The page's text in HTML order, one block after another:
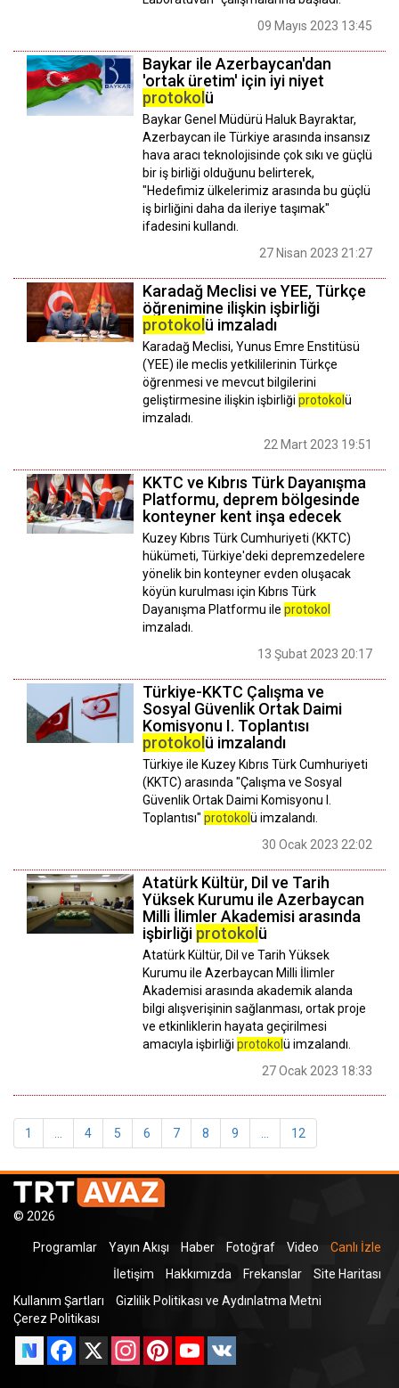
09 Mayıs 2023 13:45
Baykar ile Azerbaycan'dan
'ortak üretim' için iyi niyet
protokol ü
Baykar Genel Müdürü Haluk Bayraktar,
Azerbaycan ile Türkiye arasında insansız
hava aracı teknolojisinde çok sıkı ve güçlü
bir iş birliği olduğunu belirterek,
"Hedefimiz ülkelerimiz arasında bu güçlü
iş birliğini daha da ileriye taşımak"
ifadesini kullandı.
27 Nisan 2023 21:27
Karadağ Meclisi ve YEE, Türkçe
öğrenimine ilişkin işbirliği
protokol ü imzaladı
Karadağ Meclisi, Yunus Emre Enstitüsü
(YEE) ile meclis yetkililerinin Türkçe
öğrenmesi ve mevcut bilgilerini
geliştirmesine ilişkin işbirliği protokol ü
imzaladı.
22 Mart 2023 19:51
KKTC ve Kıbrıs Türk Dayanışma
Platformu, deprem bölgesinde
konteyner kent inşa edecek
Kuzey Kıbrıs Türk Cumhuriyeti (KKTC)
hükümeti, Türkiye'deki depremzedelere
yönelik bin konteyner evden oluşacak
köyün kurulması için Kıbrıs Türk
Dayanışma Platformu ile protokol
imzaladı.
13 Şubat 2023 20:17
Türkiye-KKTC Çalışma ve
Sosyal Güvenlik Ortak Daimi
Komisyonu I. Toplantısı
protokolü imzalandı
Türkiye ile Kuzey Kıbrıs Türk Cumhuriyeti
(KKTC) arasında "Çalışma ve Sosyal
Güvenlik Ortak Daimi Komisyonu I.
Toplantısı" protokol ü imzalandı.
30 Ocak 2023 22:02
Atatürk Kültür, Dil ve Tarih
Yüksek Kurumu ile Azerbaycan
Milli İlimler Akademisi arasında
işbirliği protokolü
Atatürk Kültür, Dil ve Tarih Yüksek
Kurumu ile Azerbaycan Milli İlimler
Akademisi arasında akademik alanda
bilgi alışverişinin sağlanması, ortak proje
ve etkinliklerin hayata geçirilmesi
amacıyla işbirliği protokol ü imzalandı.
27 Ocak 2023 18:33
1 4 5 6 7 8 9 12
© 2026
Programlar Yayın Akışı Haber Fotoğraf Video
Canlı İzle
İletişim
Hakkımızda Frekanslar
Site Haritası
Kullanım Şartları
Gizlilik Politikası ve Aydınlatma Metni
Çerez Politikası
Facebook
X InstagramPinterestYouTube